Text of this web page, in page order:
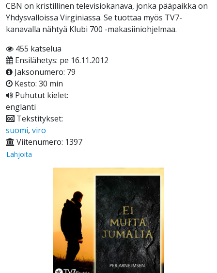
CBN on kristillinen televisiokanava, jonka pääpaikka on
Yhdysvalloissa Virginiassa. Se tuottaa myös TV7-
kanavalla nähtyä Klubi 700 -makasiiniohjelmaa.
455 katselua
Ensilähetys: pe 16.11.2012
Jaksonumero: 79
Kesto: 30 min
Puhutut kielet:
englanti
Tekstitykset:
suomi, viro
Viitenumero: 1397
Lahjoita